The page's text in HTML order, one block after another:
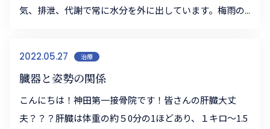
気、排泄、代謝で常に水分を外に出しています。梅雨の...
2022.05.27 治療
臓器と姿勢の関係
こんにちは！神田第一接骨院です！皆さんの肝臓大丈
夫？？？肝臓は体重の約５0分の1ほどあり、１キロ～1.5